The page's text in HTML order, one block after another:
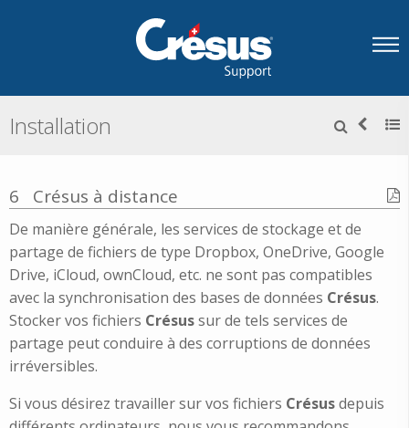
Installation
6 Crésus à distance
De manière générale, les services de stockage et de
partage de fichiers de type Dropbox, OneDrive, Google
Drive, iCloud, ownCloud, etc. ne sont pas compatibles
avec la synchronisation des bases de données Crésus.
Stocker vos fichiers Crésussur de tels services de
partage peut conduire à des corruptions de données
irréversibles.
Si vous désirez travailler sur vos fichiers Crésusdepuis